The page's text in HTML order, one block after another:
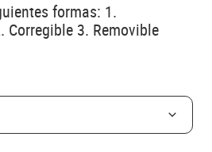
formas: 1.
Corregible 3. Removible